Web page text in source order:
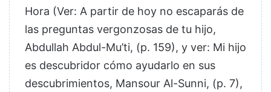
Hora (Ver: A partir de hoy no escaparás de
las preguntas vergonzosas de tu hijo,
Abdullah Abdul-Mu’ti, (p. 159), y ver: Mi hijo
es descubridor cómo ayudarlo en sus
descubrimientos, Mansour Al-Sunni, (p. 7),